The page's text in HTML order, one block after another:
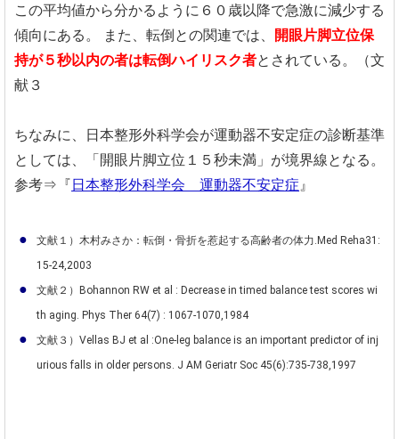
この平均値から分かるように６０歳以降で急激に減少する
傾向にある。
また、転倒との関連では、
開眼片脚立位保
持が５秒以内の者は転倒ハイリスク者とされている。（文
献３
ちなみに、日本整形外科学会が運動器不安定症の診断基準
としては、「開眼片脚立位１５秒未満」が境界線となる。
参考⇒『日本整形外科学会 運動器不安定症』
文献１）木村みさか：転倒・骨折を惹起する高齢者の体力.Med Reha31:
15-24,2003
文献２）Bohannon RW et al : Decrease in timed balance test scores wi
th aging. Phys Ther 64(7) : 1067-1070,1984
文献３）Vellas BJ et al :One-leg balance is an important predictor of inj
urious falls in older persons. J AM Geriatr Soc 45(6):735-738,1997